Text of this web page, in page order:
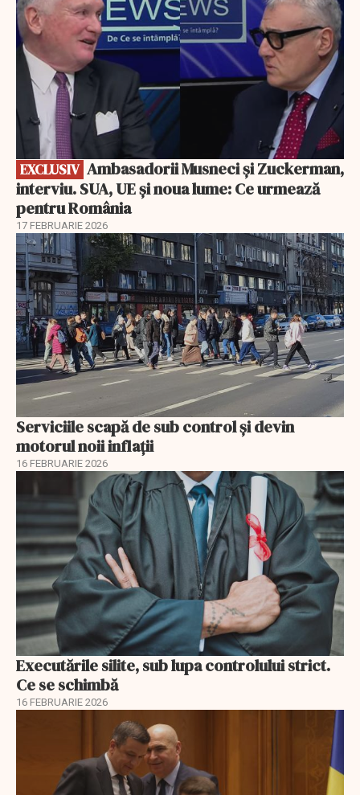
EXCLUSIV
interviu. SUA, UE și noua lume: Ce urmează
pentru România
17 FEBRUARIE 2026
Serviciile scapă de sub control și devin
motorul noii inflații
16 FEBRUARIE 2026
Executările silite, sub lupa controlului strict.
Ce se schimbă
16 FEBRUARIE 2026